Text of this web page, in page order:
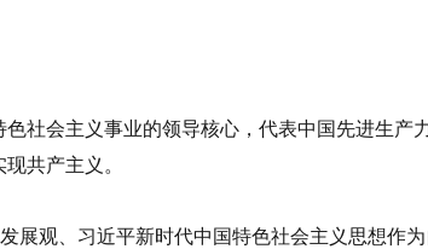
社会主义事业的领导核心，代表中国先进生产
共产主义。
展观、习近平新时代中国特色社会主义思想作为